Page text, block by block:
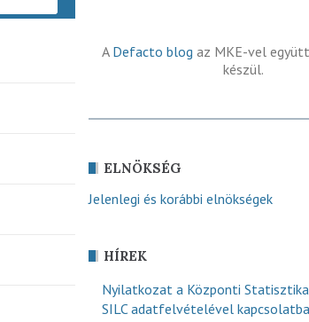
A Defacto blog az MKE-vel
készül.
ELNÖKSÉG
Jelenlegi és korábbi elnökségek
HÍREK
Nyilatkozat a Központi
SILC adatfelvételével